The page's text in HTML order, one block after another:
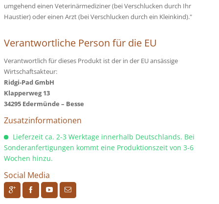
umgehend einen Veterinärmediziner (bei Verschlucken durch Ihr
Haustier) oder einen Arzt (bei Verschlucken durch ein Kleinkind)."
Verantwortliche Person für die EU
Verantwortlich für dieses Produkt ist der in der EU ansässige
Wirtschaftsakteur:
Ridgi-Pad GmbH
Klapperweg 13
34295 Edermünde – Besse
Zusatzinformationen
Lieferzeit ca. 2-3 Werktage innerhalb Deutschlands. Bei
Sonderanfertigungen kommt eine Produktionszeit von 3-6
Wochen hinzu.
Social Media
R H F J